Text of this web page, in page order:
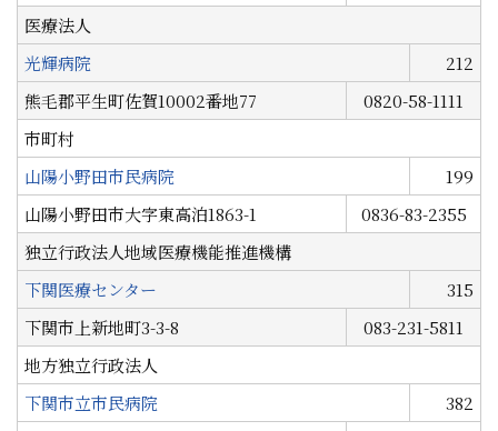
医療法人
光輝病院
212
熊毛郡平生町佐賀10002番地77
0820-58-1111
市町村
山陽小野田市民病院
199
山陽小野田市大字東高泊1863-1
0836-83-2355
独立行政法人地域医療機能推進機構
下関医療センター
315
下関市上新地町3-3-8
083-231-5811
地方独立行政法人
下関市立市民病院
382